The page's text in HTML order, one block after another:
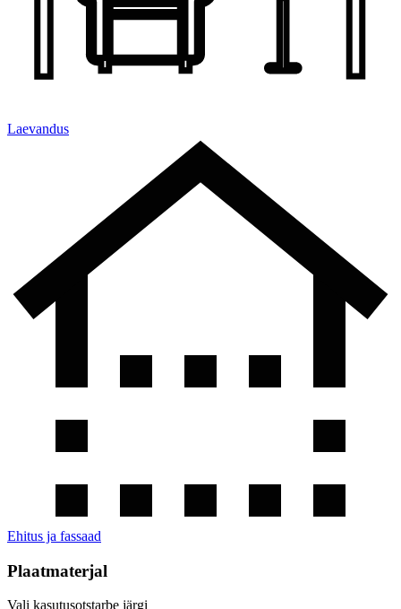
Laevandus
Ehitus ja fassaad
Plaatmaterjal
Vali kasutusotstarbe järgi